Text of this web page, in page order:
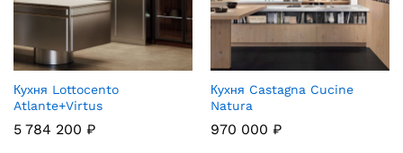
Кухня Lottocento
Atlante+Virtus
5 784 200 ₽
Кухня Castagna Cucine
Natura
970 000 ₽